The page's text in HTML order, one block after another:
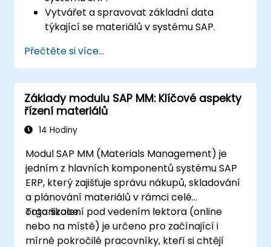
Vytvářet a spravovat základní data
týkající se materiálů v systému SAP.
systému SAP.
Přečtěte si více...
Základy modulu SAP MM: Klíčové aspekty
řízení materiálů
14 Hodiny
Modul SAP MM (Materials Management) je
jedním z hlavních komponentů systému SAP
ERP, který zajišťuje správu nákupů, skladování
a plánování materiálů v rámci celé
organizace.
Toto školení pod vedením lektora (online
nebo na místě) je určeno pro začínající i
mírně pokročilé pracovníky, kteří si chtějí